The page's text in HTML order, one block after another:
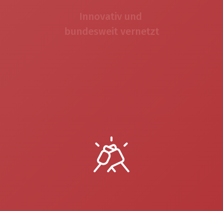
Innovativ und
bundesweit vernetzt